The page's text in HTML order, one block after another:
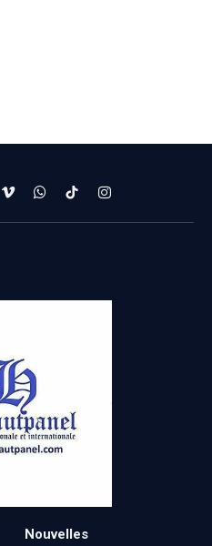
VimeoWhatsApp
TikTokInstagram
Nouvelles